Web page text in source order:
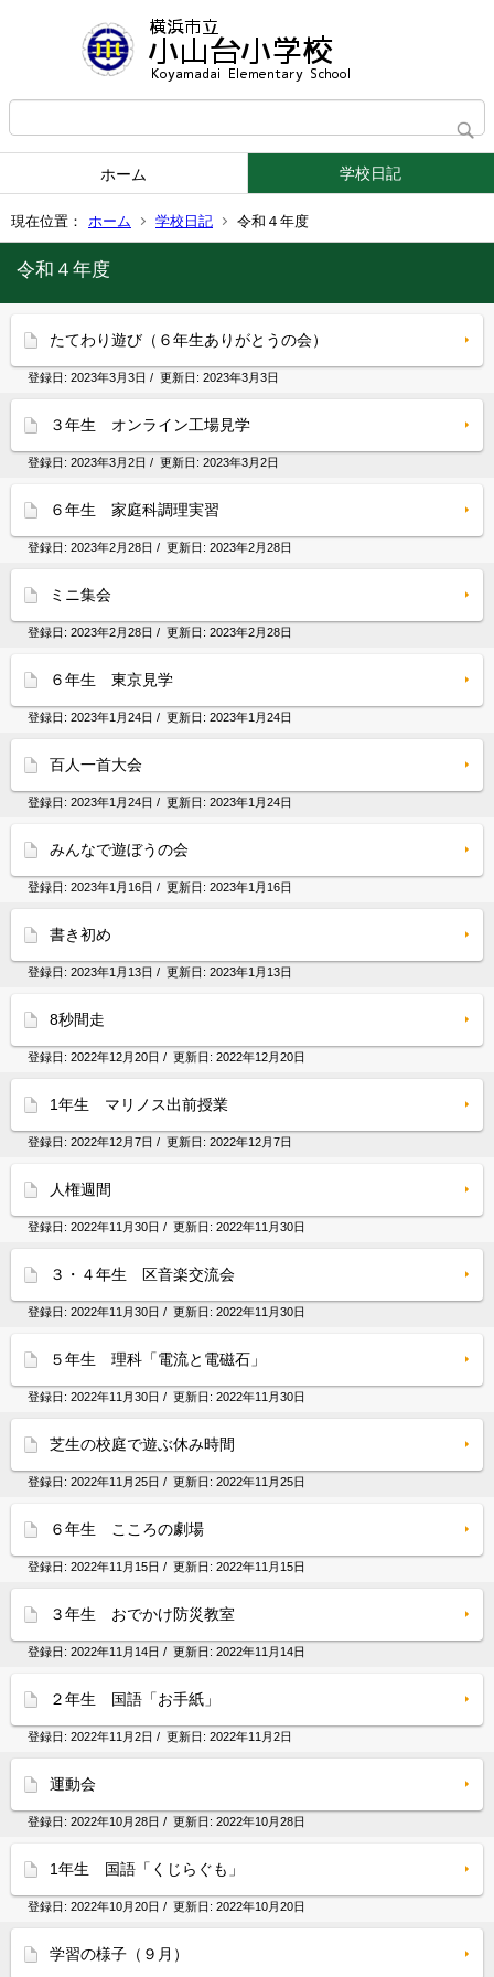
ホーム 学校日記
現在位置： ホーム 学校日記 令和４年度
令和４年度
たてわり遊び（６年生ありがとうの会）
登録日: 2023年3月3日 / 更新日: 2023年3月3日
３年生 オンライン工場見学
登録日: 2023年3月2日 / 更新日: 2023年3月2日
６年生 家庭科調理実習
登録日: 2023年2月28日 / 更新日: 2023年2月28日
ミニ集会
登録日: 2023年2月28日 / 更新日: 2023年2月28日
６年生 東京見学
登録日: 2023年1月24日 / 更新日: 2023年1月24日
百人一首大会
登録日: 2023年1月24日 / 更新日: 2023年1月24日
みんなで遊ぼうの会
登録日: 2023年1月16日 / 更新日: 2023年1月16日
書き初め
登録日: 2023年1月13日 / 更新日: 2023年1月13日
8秒間走
登録日: 2022年12月20日 / 更新日: 2022年12月20日
1年生 マリノス出前授業
登録日: 2022年12月7日 / 更新日: 2022年12月7日
人権週間
登録日: 2022年11月30日 / 更新日: 2022年11月30日
３・４年生 区音楽交流会
登録日: 2022年11月30日 / 更新日: 2022年11月30日
５年生 理科「電流と電磁石」
登録日: 2022年11月30日 / 更新日: 2022年11月30日
芝生の校庭で遊ぶ休み時間
登録日: 2022年11月25日 / 更新日: 2022年11月25日
６年生 こころの劇場
登録日: 2022年11月15日 / 更新日: 2022年11月15日
３年生 おでかけ防災教室
登録日: 2022年11月14日 / 更新日: 2022年11月14日
２年生 国語「お手紙」
登録日: 2022年11月2日 / 更新日: 2022年11月2日
運動会
登録日: 2022年10月28日 / 更新日: 2022年10月28日
1年生 国語「くじらぐも」
登録日: 2022年10月20日 / 更新日: 2022年10月20日
学習の様子（９月）